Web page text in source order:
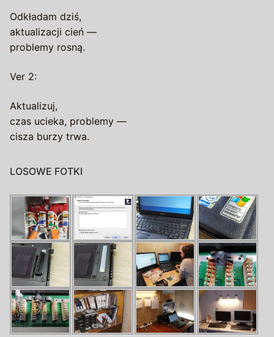
Odkładam dziś,
aktualizacji cień —
problemy rosną.
Ver 2:
Aktualizuj,
czas ucieka, problemy —
cisza burzy trwa.
LOSOWE FOTKI